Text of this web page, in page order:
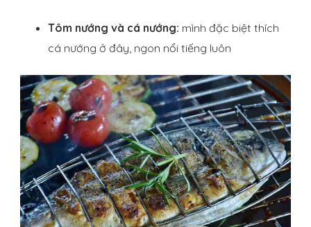
Tôm nướng và cá nướng: mình đặc biệt thích
cá nướng ở đây, ngon nổi tiếng luôn